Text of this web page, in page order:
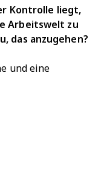
Kontrolle liegt,
Arbeitswelt zu
das anzugehen?
und eine